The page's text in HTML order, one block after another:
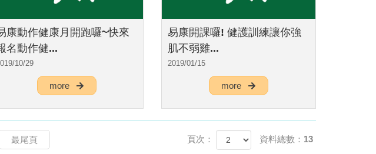
康動作健康月開跑囉~快來
名動作健...
10/29
more
易康開課囉! 健護訓練讓你強
肌不弱雞...
2019/01/15
more
最尾頁 頁次： 資料總數：13